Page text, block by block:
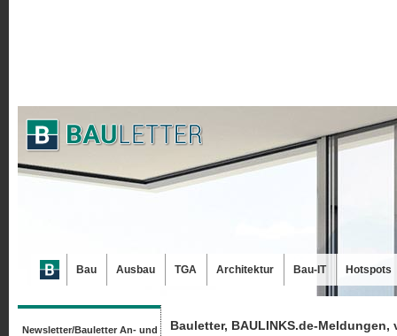
Bauletter, BAULINKS.de-Meldungen,
Newsletter/Bauletter An- und
Bau Ausbau TGA Architektur Bau-IT Hotspots